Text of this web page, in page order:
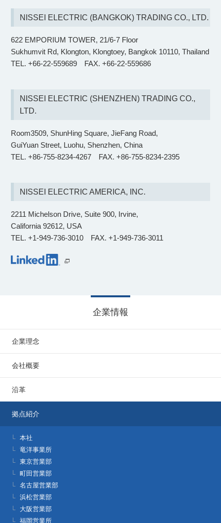
NISSEI ELECTRIC (BANGKOK) TRADING CO., LTD.
622 EMPORIUM TOWER, 21/6-7 Floor
Sukhumvit Rd, Klongton, Klongtoey, Bangkok 10110, Thailand
TEL. +66-22-559689 FAX. +66-22-559686
NISSEI ELECTRIC (SHENZHEN) TRADING CO.,
LTD.
Room3509, ShunHing Square, JieFang Road,
GuiYuan Street, Luohu, Shenzhen, China
TEL. +86-755-8234-4267 FAX. +86-755-8234-2395
NISSEI ELECTRIC AMERICA, INC.
2211 Michelson Drive, Suite 900, Irvine,
California 92612, USA
TEL. +1-949-736-3010 FAX. +1-949-736-3011
企業情報
企業理念
会社概要
沿革
拠点紹介
本社
竜洋事業所
東京営業部
町田営業部
名古屋営業部
浜松営業部
大阪営業部
福岡営業所